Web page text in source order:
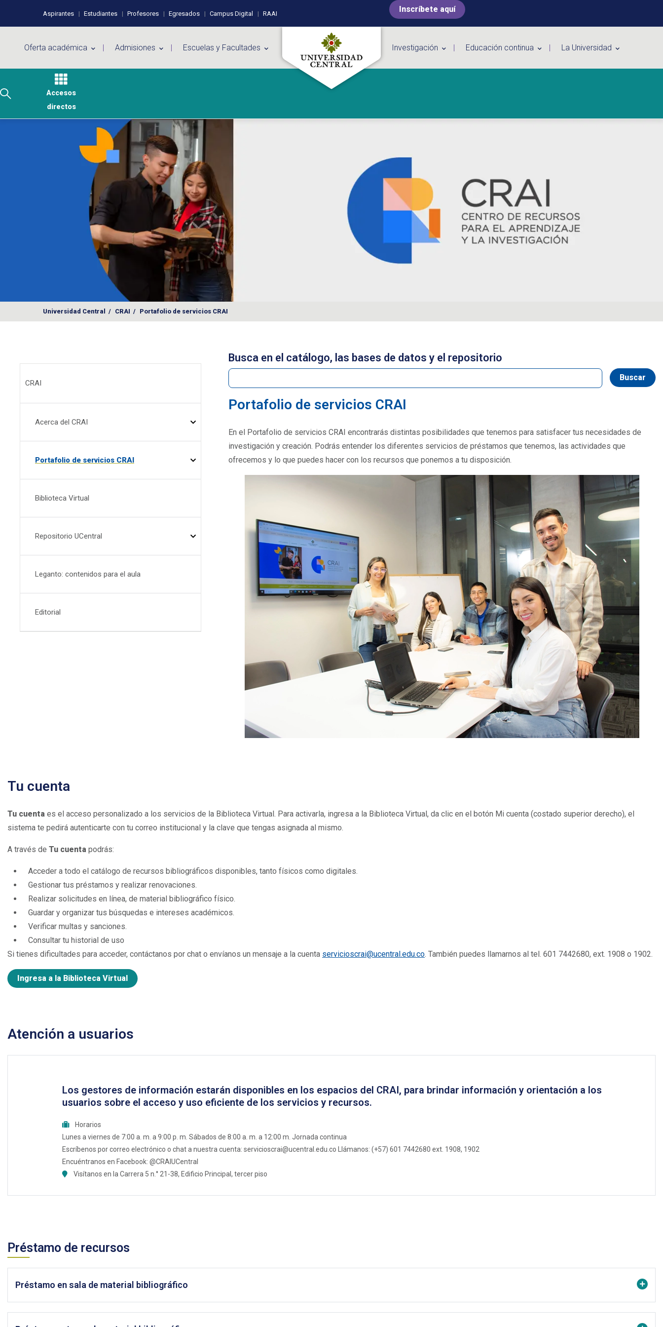
Perfiles de usuario
Aspirantes Estudiantes Profesores Egresados Campus Digital RAAI Inscríbete aquí
Oferta académica Admisiones Escuelas y Facultades Investigación Educación continua La Universidad
Accesos
directos
Universidad Central / CRAI / Portafolio de servicios CRAI
CRAI
Acerca del CRAI
Portafolio de servicios CRAI
Biblioteca Virtual
Repositorio UCentral
Leganto: contenidos para el aula
Editorial
Busca en el catálogo, las bases de datos y el repositorio
Portafolio de servicios CRAI
En el Portafolio de servicios CRAI encontrarás distintas posibilidades que tenemos para satisfacer tus necesidades de
investigación y creación. Podrás entender los diferentes servicios de préstamos que tenemos, las actividades que
ofrecemos y lo que puedes hacer con los recursos que ponemos a tu disposición.
Tu cuenta
Tu cuenta es el acceso personalizado a los servicios de la Biblioteca Virtual. Para activarla, ingresa a la Biblioteca Virtual, da clic en el botón Mi cuenta (costado superior derecho), el
sistema te pedirá autenticarte con tu correo institucional y la clave que tengas asignada al mismo.
A través de Tu cuenta podrás:
Acceder a todo el catálogo de recursos bibliográficos disponibles, tanto físicos como digitales.
Gestionar tus préstamos y realizar renovaciones.
Realizar solicitudes en línea, de material bibliográfico físico.
Guardar y organizar tus búsquedas e intereses académicos.
Verificar multas y sanciones.
Consultar tu historial de uso
Si tienes dificultades para acceder, contáctanos por chat o envíanos un mensaje a la cuenta servicioscrai@ucentral.edu.co. También puedes llamarnos al tel. 601 7442680, ext. 1908 o 1902.
Ingresa a la Biblioteca Virtual
Atención a usuarios
Los gestores de información estarán disponibles en los espacios del CRAI, para brindar información y orientación a los
usuarios sobre el acceso y uso eficiente de los servicios y recursos.
Horarios
Lunes a viernes de 7:00 a. m. a 9:00 p. m. Sábados de 8:00 a. m. a 12:00 m. Jornada continua
Escríbenos por correo electrónico o chat a nuestra cuenta: servicioscrai@ucentral.edu.co Llámanos: (+57) 601 7442680 ext. 1908, 1902
Encuéntranos en Facebook: @CRAIUCentral
Visítanos en la Carrera 5 n.° 21-38, Edificio Principal, tercer piso
Préstamo de recursos
Préstamo en sala de material bibliográfico